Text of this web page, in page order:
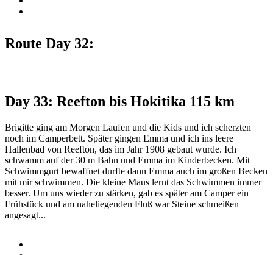
Route Day 32:
Day 33: Reefton bis Hokitika 115 km
Brigitte ging am Morgen Laufen und die Kids und ich scherzten
noch im Camperbett. Später gingen Emma und ich ins leere
Hallenbad von Reefton, das im Jahr 1908 gebaut wurde. Ich
schwamm auf der 30 m Bahn und Emma im Kinderbecken. Mit
Schwimmgurt bewaffnet durfte dann Emma auch im großen Becken
mit mir schwimmen. Die kleine Maus lernt das Schwimmen immer
besser. Um uns wieder zu stärken, gab es später am Camper ein
Frühstück und am naheliegenden Fluß war Steine schmeißen
angesagt...